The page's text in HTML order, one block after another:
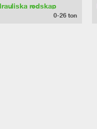
redskap
0-26ton